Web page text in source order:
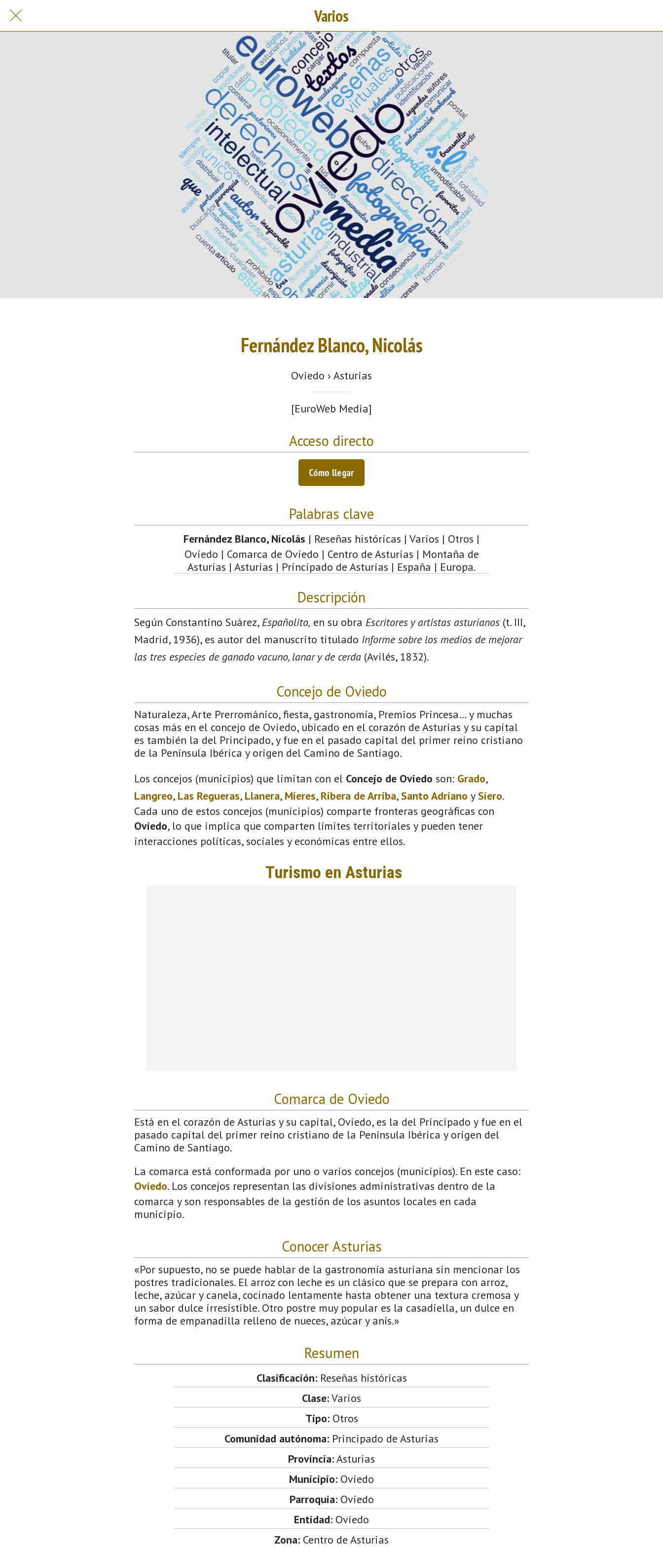
Varios
Fernández Blanco, Nicolás
Oviedo › Asturias
[EuroWeb Media]
Acceso directo
Cómo llegar
Palabras clave
Fernández Blanco, Nicolás | Reseñas históricas | Varios | Otros |
Oviedo | Comarca de Oviedo | Centro de Asturias | Montaña de
Asturias | Asturias | Principado de Asturias | España | Europa.
Descripción
Según Constantino Suárez, Españolito, en su obra Escritores y artistas asturianos (t. III,
Madrid, 1936), es autor del manuscrito titulado Informe sobre los medios de mejorar
las tres especies de ganado vacuno, lanar y de cerda (Avilés, 1832).
Concejo de Oviedo
Naturaleza, Arte Prerrománico, fiesta, gastronomía, Premios Princesa… y muchas
cosas más en el concejo de Oviedo, ubicado en el corazón de Asturias y su capital
es también la del Principado, y fue en el pasado capital del primer reino cristiano
de la Península Ibérica y origen del Camino de Santiago.
Los concejos (municipios) que limitan con el Concejo de Oviedo son: Grado,
Langreo, Las Regueras, Llanera, Mieres, Ribera de Arriba,Santo Adriano ySiero.
Cada uno de estos concejos (municipios) comparte fronteras geográficas con
Oviedo, lo que implica que comparten límites territoriales y pueden tener
interacciones políticas, sociales y económicas entre ellos.
Comarca de Oviedo
Está en el corazón de Asturias y su capital, Oviedo, es la del Principado y fue en el
pasado capital del primer reino cristiano de la Península Ibérica y origen del
Camino de Santiago.
La comarca está conformada por uno o varios concejos (municipios). En este caso:
Oviedo. Los concejos representan las divisiones administrativas dentro de la
comarca y son responsables de la gestión de los asuntos locales en cada
municipio.
Conocer Asturias
«Por supuesto, no se puede hablar de la gastronomía asturiana sin mencionar los
postres tradicionales. El arroz con leche es un clásico que se prepara con arroz,
leche, azúcar y canela, cocinado lentamente hasta obtener una textura cremosa y
un sabor dulce irresistible. Otro postre muy popular es la casadiella, un dulce en
forma de empanadilla relleno de nueces, azúcar y anís.»
Resumen
Clasificación:Reseñas históricas
Clase:Varios
Tipo:Otros
Comunidad autónoma: Principado de Asturias
Provincia:Asturias
Municipio: Oviedo
Parroquia:Oviedo
Entidad: Oviedo
Zona: Centro de Asturias